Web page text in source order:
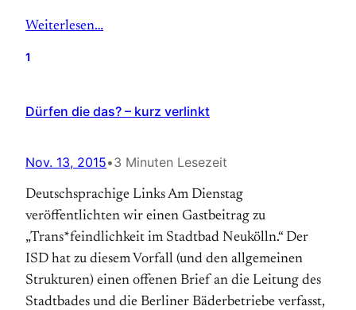
Weiterlesen…
1
Dürfen die das? – kurz verlinkt
Nov. 13, 2015•3 Minuten Lesezeit
Deutschsprachige Links Am Dienstag
veröffentlichten wir einen Gastbeitrag zu
„Trans*feindlichkeit im Stadtbad Neukölln.“ Der
ISD hat zu diesem Vorfall (und den allgemeinen
Strukturen) einen offenen Brief an die Leitung des
Stadtbades und die Berliner Bäderbetriebe verfasst,